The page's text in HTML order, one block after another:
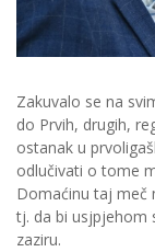
Zakuvalo se na
do Prvih, drugih,
ostanak u
odlučivati o tome
Domaćinu taj meč
tj. da bi usjpjehom
zaziru.